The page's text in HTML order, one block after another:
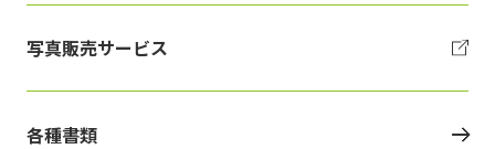
写真販売サービス
各種書類